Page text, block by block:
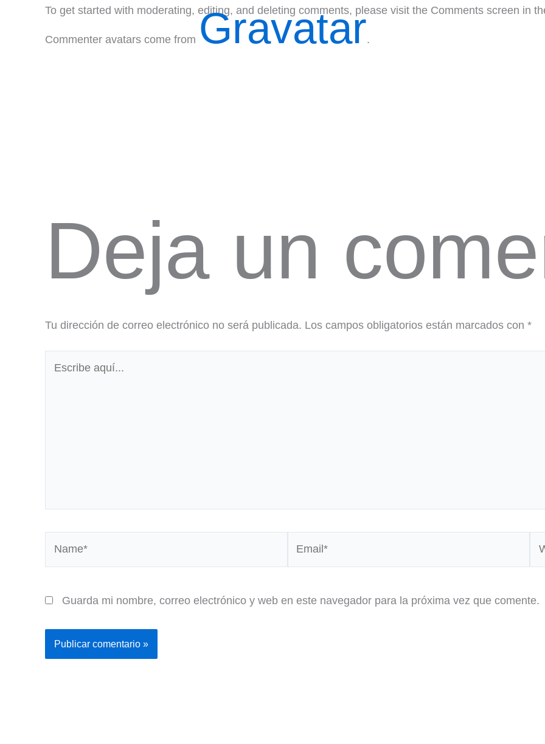
To get started with moderating, editing, and deleting comments, please visit the Comments screen in
Commenter avatars come from Gravatar.
Deja un
Tu dirección de correo electrónico no será publicada. Los campos obligatorios están marcados con *
Guarda mi nombre, correo electrónico y web en este navegador para la próxima vez que comente.